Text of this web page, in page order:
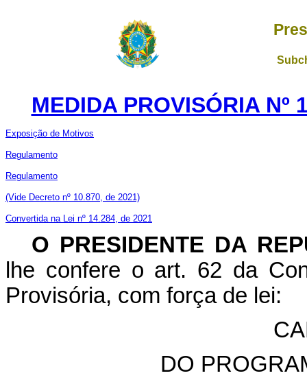
MEDIDA PROVISÓRIA Nº
Exposição de Motivos
Regulamento
Regulamento
(Vide Decreto nº 10.870, de 2021)
Convertida na Lei nº 14.284, de 2021
O PRESIDENTE DA
lhe confere o art. 62 da
Provisória, com força de lei:
DO